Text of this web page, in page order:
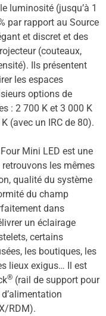
luminosité (jusqu’à 1
par rapport au Source
et discret et des
(couteaux,
Ils présentent
les espaces
options de
: 2 700 K et 3 000 K
(avec un IRC de 80).
Mini LED est une
les mêmes
qualité du système
du champ
dans
un éclairage
certains
les boutiques, les
lieux exigus… Il est
® (rail de support pour
RDM).